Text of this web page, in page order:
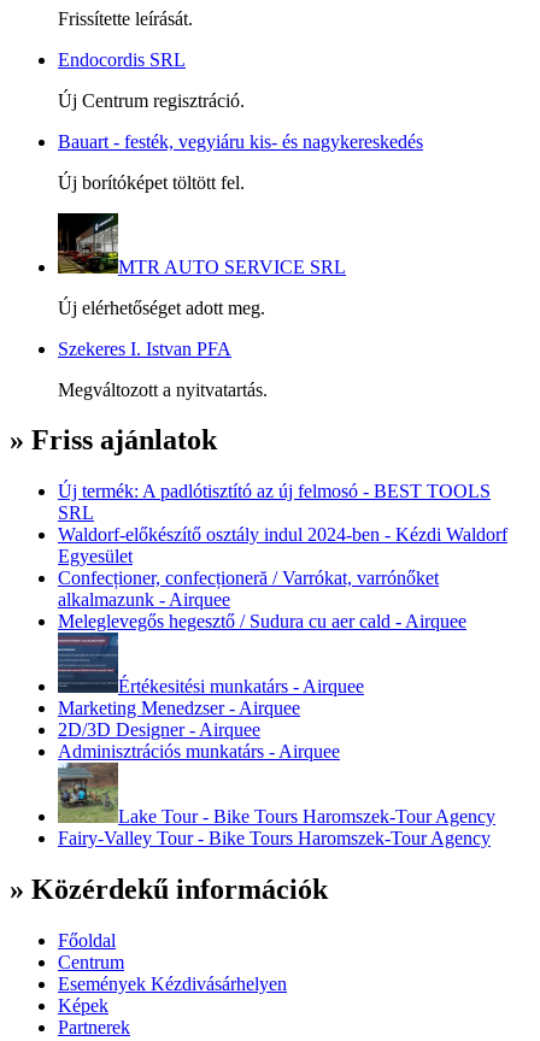
Frissítette leírását.
Endocordis SRL
Új Centrum regisztráció.
Bauart - festék, vegyiáru kis- és nagykereskedés
Új borítóképet töltött fel.
MTR AUTO SERVICE SRL
Új elérhetőséget adott meg.
Szekeres I. Istvan PFA
Megváltozott a nyitvatartás.
» Friss ajánlatok
Új termék: A padlótisztító az új felmosó - BEST TOOLS
SRL
Waldorf-előkészítő osztály indul 2024-ben - Kézdi Waldorf
Egyesület
Confecționer, confecționeră / Varrókat, varrónőket
alkalmazunk - Airquee
Meleglevegős hegesztő / Sudura cu aer cald - Airquee
Értékesitési munkatárs - Airquee
Marketing Menedzser - Airquee
2D/3D Designer - Airquee
Adminisztrációs munkatárs - Airquee
Lake Tour - Bike Tours Haromszek-Tour Agency
Fairy-Valley Tour - Bike Tours Haromszek-Tour Agency
» Közérdekű információk
Főoldal
Centrum
Események Kézdivásárhelyen
Képek
Partnerek